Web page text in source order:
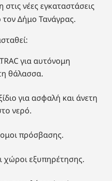
νέες εγκαταστάσεις
Δήμο Τανάγρας.
για αυτόνομη
θάλασσα.
για ασφαλή και άνετη
νερό.
πρόσβασης.
χώροι εξυπηρέτησης.